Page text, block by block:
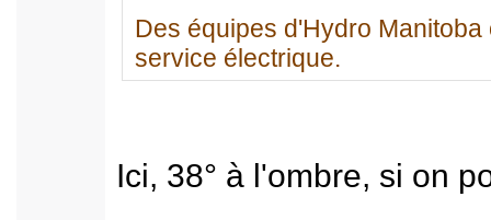
Des équipes d'Hydro
service électrique.
Ici, 38° à l'ombre, si on